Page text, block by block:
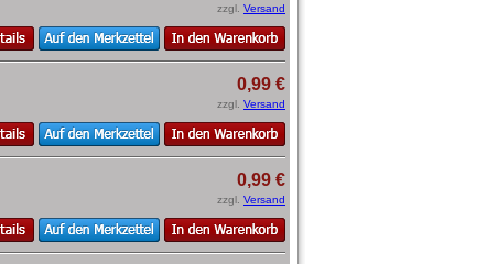
zzgl. Versand
0,99 €
zzgl. Versand
0,99 €
zzgl. Versand